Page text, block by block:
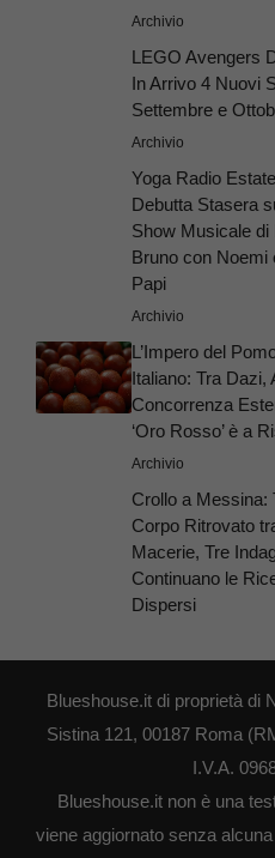
Archivio
LEGO Avengers
In Arrivo 4 Nuovi
Settembre e
Archivio
Yoga Radio
Debutta Stasera
Show Musicale di
Bruno con Noemi
Papi
Archivio
L’Impero del
Italiano: Tra Dazi,
Concorrenza
‘Oro Rosso’ è a
Archivio
Crollo a Messina:
Corpo Ritrovato
Macerie, Tre
Continuano le
Dispersi
Blueshouse.it di proprietà di
Sistina 121, 00187 Roma
I.V.A.
Blueshouse.it non è una
viene aggiornato senza